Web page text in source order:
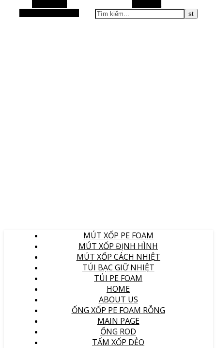
MÚT XỐP PE FOAM
MÚT XỐP ĐỊNH HÌNH
MÚT XỐP CÁCH NHIỆT
TÚI BẠC GIỮ NHIỆT
TÚI PE FOAM
HOME
ABOUT US
ỐNG XỐP PE FOAM RỖNG
MAIN PAGE
ỐNG ROD
TẤM XỐP DẺO